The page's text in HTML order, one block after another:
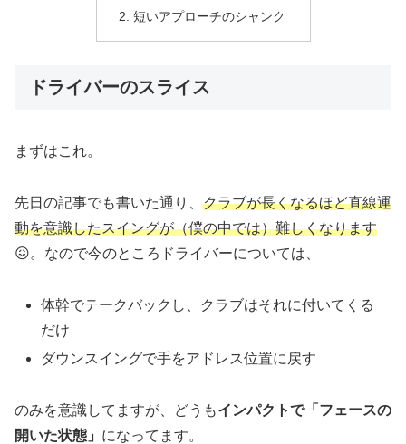
短いアプローチのシャンク
ドライバーのスライス
まずはこれ。
先日の記事でも書いた通り、 クラブが長くなるほど直線運
動を意識したスイングが（僕の中では）難しくなります
😖。なので今のところドライバーについては、
体幹でテークバックし、クラブはそれに付いてくる
だけ
ダウンスイングで手をアドレス位置に戻す
のみを意識してますが、どうもインパクトで「フェースの
開いた状態」 になってます。